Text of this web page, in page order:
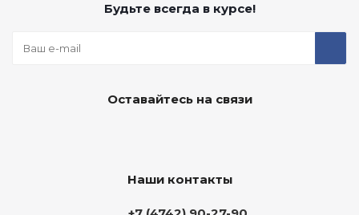
Будьте всегда в курсе!
Оставайтесь на связи
Наши контакты